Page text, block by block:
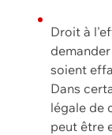
Droit à
soient
Dans
légale de
peut être